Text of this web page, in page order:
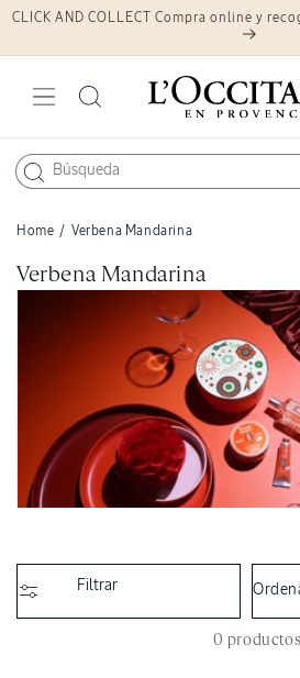
Ir
CLICK AND COLLECT Compra online y
Home / Verbena Mandarina
C
n
Verbena Mandarina
Filtrar
0 productos